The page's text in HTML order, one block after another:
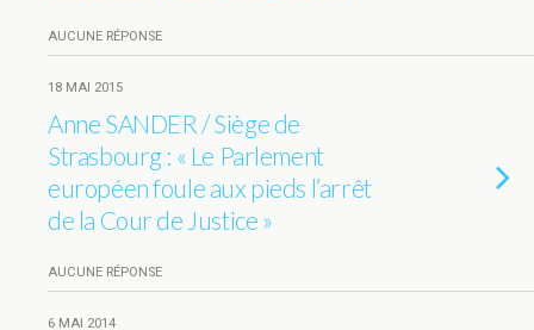
AUCUNE RÉPONSE
18 MAI 2015
Anne SANDER / Siège de
Strasbourg : « Le Parlement
européen foule aux pieds l’arrêt
de la Cour de Justice »
AUCUNE RÉPONSE
6 MAI 2014